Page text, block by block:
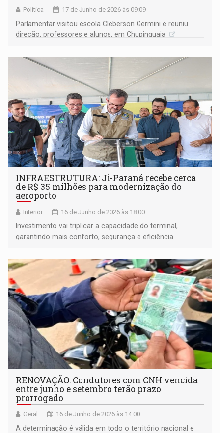
Política 17 de Junho de 2026 às 09:09
Parlamentar visitou escola Cleberson Germini e reuniu
direção, professores e alunos, em Chupinguaia
INFRAESTRUTURA: Ji-Paraná recebe cerca
de R$ 35 milhões para modernização do
aeroporto
Interior 16 de Junho de 2026 às 18:00
Investimento vai triplicar a capacidade do terminal,
garantindo mais conforto, segurança e eficiência
RENOVAÇÃO: Condutores com CNH vencida
entre junho e setembro terão prazo
prorrogado
Geral 16 de Junho de 2026 às 14:00
A determinação é válida em todo o território nacional e